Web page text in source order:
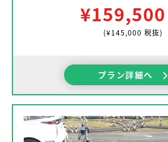
¥159,500
(¥145,000 税抜)
プラン詳細へ